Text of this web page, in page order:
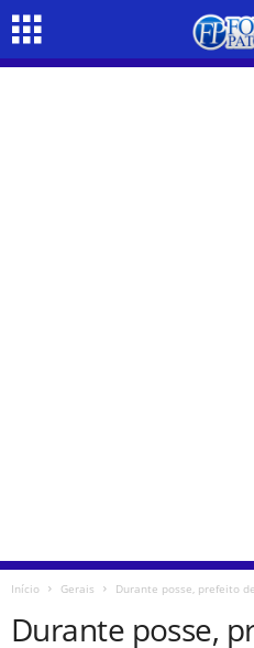
Início Gerais Durante posse, prefeito
Durante posse,